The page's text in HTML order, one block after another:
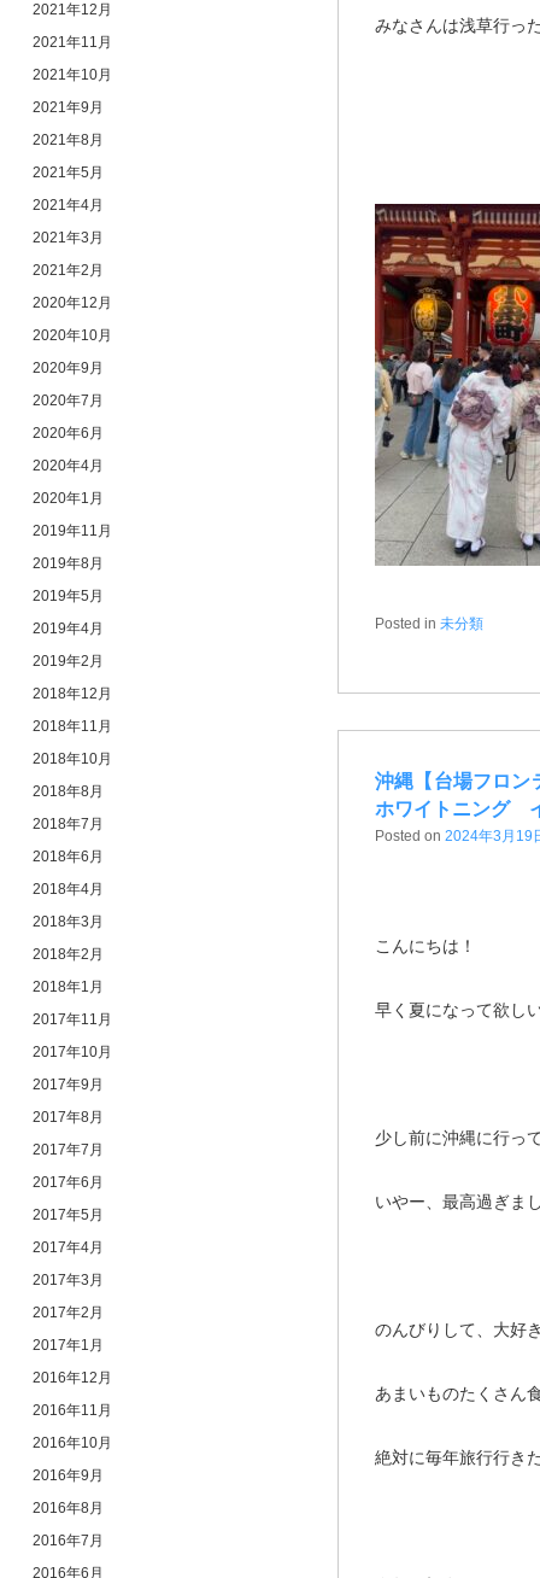
2021年12月
2021年11月
2021年10月
2021年9月
2021年8月
2021年5月
2021年4月
2021年3月
2021年2月
2020年12月
2020年10月
2020年9月
2020年7月
2020年6月
2020年4月
2020年1月
2019年11月
2019年8月
2019年5月
2019年4月
2019年2月
2018年12月
2018年11月
2018年10月
2018年8月
2018年7月
2018年6月
2018年4月
2018年3月
2018年2月
2018年1月
2017年11月
2017年10月
2017年9月
2017年8月
2017年7月
2017年6月
2017年5月
2017年4月
2017年3月
2017年2月
2017年1月
2016年12月
2016年11月
2016年10月
2016年9月
2016年8月
2016年7月
2016年6月
みなさんは浅草行っ
Posted in 未分類
沖縄【台場フロ
ホワイトニング
Posted on 2024年3月19
こんにちは！
早く夏になって欲し
少し前に沖縄に行っ
いやー、最高過ぎま
のんびりして、大好
あまいものたくさん
絶対に毎年旅行行き